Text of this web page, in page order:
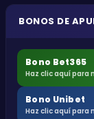
BONOS DE
Bono Bet365
Haz clic aquí para
Bono Unibet
Haz clic aquí para